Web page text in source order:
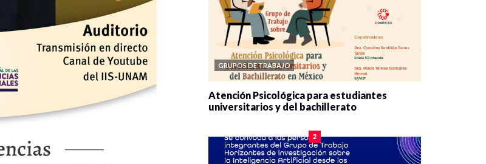
GRUPOS DE TRABAJO
Atención Psicológica para estudiantes
universitarios y del bachillerato
2